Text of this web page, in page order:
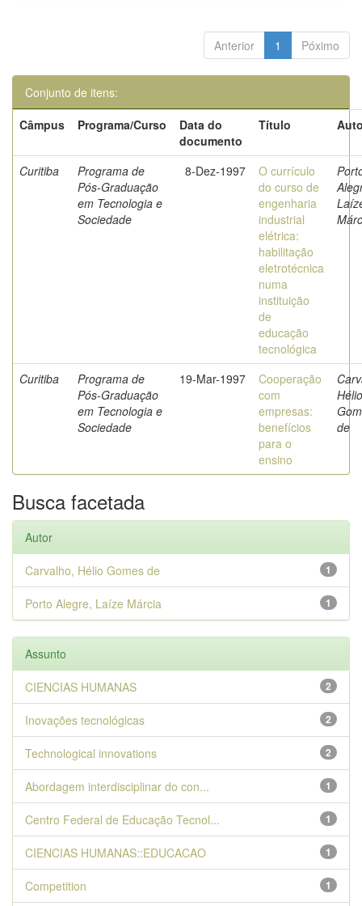
Anterior 1 Póximo
Conjunto de itens:
Câmpus
Programa/Curso
Data do
documento
Título
Curitiba
Programa de
Pós-Graduação
em Tecnologia e
Sociedade
8-Dez-1997
O currículo
do curso de
engenharia
industrial
elétrica:
habilitação
eletrotécnica
numa
instituição
de
educação
tecnológica
Curitiba
Programa de
Pós-Graduação
em Tecnologia e
Sociedade
19-Mar-1997
Cooperação
com
empresas:
benefícios
para o
ensino
Hélio
de
Busca facetada
Autor
1
Carvalho, Hélio Gomes de
1
Porto Alegre, Laíze Márcia
Assunto
2
CIENCIAS HUMANAS
2
Inovações tecnológicas
2
Technological innovations
1
Abordagem interdisciplinar do con...
1
Centro Federal de Educação Tecnol...
1
CIENCIAS HUMANAS::EDUCACAO
1
Competition